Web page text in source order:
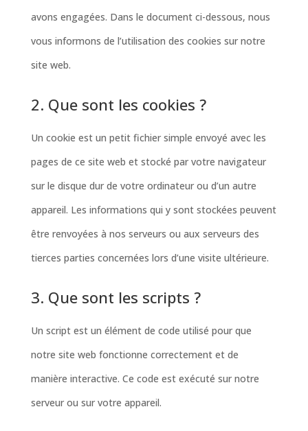
avons engagées. Dans le document ci-dessous, nous
vous informons de l’utilisation des cookies sur notre
site web.
2. Que sont les cookies ?
Un cookie est un petit fichier simple envoyé avec les
pages de ce site web et stocké par votre navigateur
sur le disque dur de votre ordinateur ou d’un autre
appareil. Les informations qui y sont stockées peuvent
être renvoyées à nos serveurs ou aux serveurs des
tierces parties concernées lors d’une visite ultérieure.
3. Que sont les scripts ?
Un script est un élément de code utilisé pour que
notre site web fonctionne correctement et de
manière interactive. Ce code est exécuté sur notre
serveur ou sur votre appareil.